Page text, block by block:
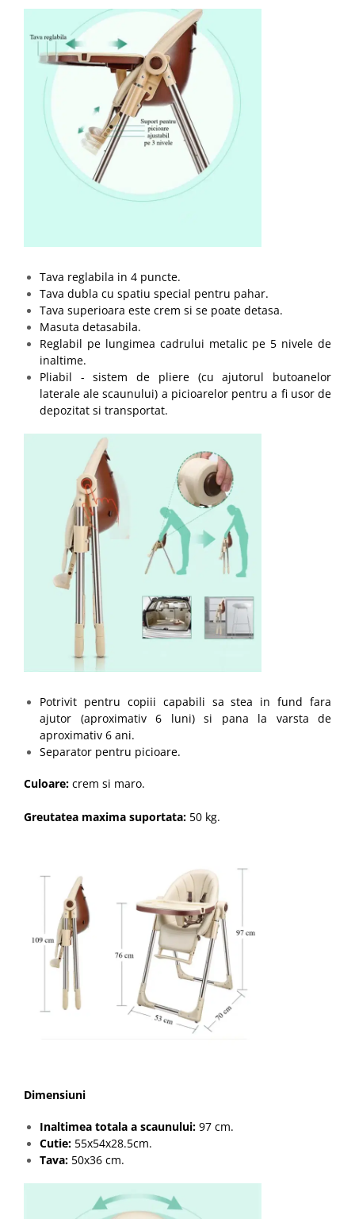
Tava reglabila in 4 puncte.
Tava dubla cu spatiu special pentru pahar.
Tava superioara este crem si se poate detasa.
Masuta detasabila.
Reglabil pe lungimea cadrului metalic pe 5 nivele de
inaltime.
Pliabil - sistem de pliere (cu ajutorul butoanelor
laterale ale scaunului) a picioarelor pentru a fi usor de
depozitat si transportat.
Potrivit pentru copiii capabili sa stea in fund fara
ajutor (aproximativ 6 luni) si pana la varsta de
aproximativ 6 ani.
Separator pentru picioare.
Culoare: crem si maro.
Greutatea maxima suportata: 50 kg.
Dimensiuni
Inaltimea totala a scaunului: 97 cm.
Cutie: 55x54x28.5cm.
Tava: 50x36 cm.